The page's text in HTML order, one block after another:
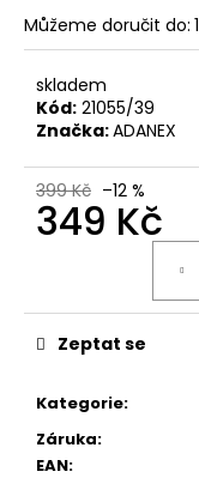
Můžeme doručit do:
skladem
Kód: 21055/39
Značka:ADANEX
399 Kč –12 %
349 Kč
Kategorie:
Záruka:
EAN:
Zeptat se
m
e
KORKOVÝ
NAZOUVÁK
215201
KORKÁČ
699